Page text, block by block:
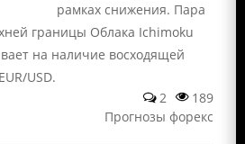
рамках снижения. Пара
границы Облака Ichimoku
на наличие восходящей
USD.
189
2
Прогнозы форекс